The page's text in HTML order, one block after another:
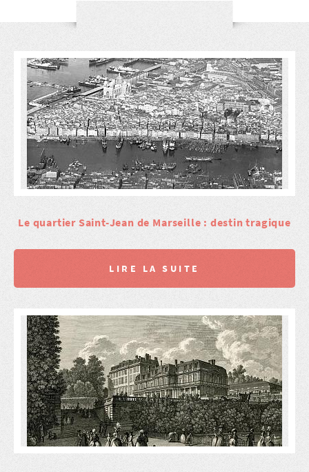
Le quartier Saint-Jean de Marseille : destin tragique
LIRE LA SUITE